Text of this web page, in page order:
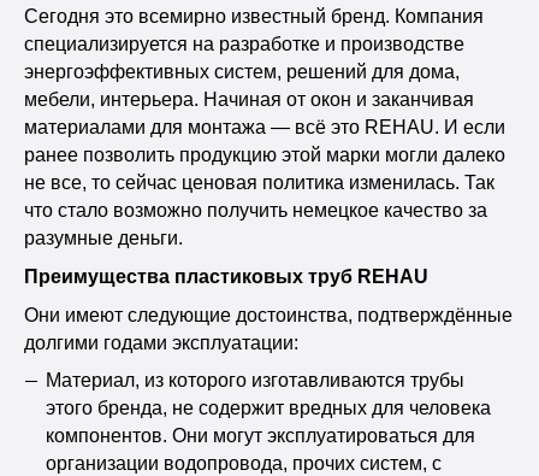
Сегодня это всемирно известный бренд. Компания
специализируется на разработке и производстве
энергоэффективных систем, решений для дома,
мебели, интерьера. Начиная от окон и заканчивая
материалами для монтажа — всё это REHAU. И если
ранее позволить продукцию этой марки могли далеко
не все, то сейчас ценовая политика изменилась. Так
что стало возможно получить немецкое качество за
разумные деньги.
Преимущества пластиковых труб REHAU
Они имеют следующие достоинства, подтверждённые
долгими годами эксплуатации:
Материал, из которого изготавливаются трубы
этого бренда, не содержит вредных для человека
компонентов. Они могут эксплуатироваться для
организации водопровода, прочих систем, с